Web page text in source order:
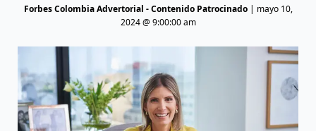
Forbes Colombia Advertorial - Contenido Patrocinado| mayo 10,
2024 @ 9:00:00 am